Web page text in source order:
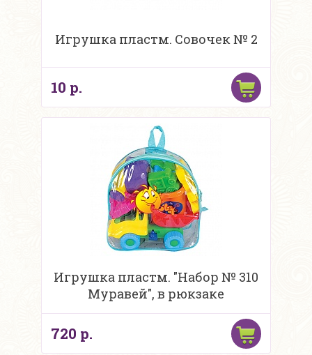
Игрушка пластм. Совочек № 2
10 р.
Игрушка пластм. "Набор № 310
Муравей", в рюкзаке
720 р.